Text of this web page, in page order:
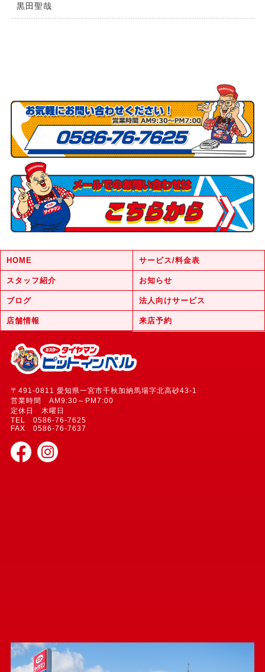
黒田聖哉
HOME サービス/料金表
スタッフ紹介 お知らせ
ブログ 法人向けサービス
店舗情報 来店予約
〒491-0811 愛知県一宮市千秋加納馬場字北高砂43-1
営業時間 AM9:30～PM7:00
定休日 木曜日
TEL 0586-76-7625
FAX 0586-76-7637